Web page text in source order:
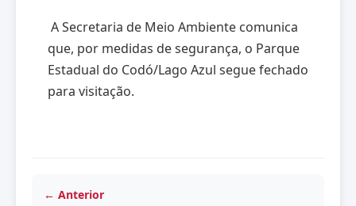
A Secretaria de Meio Ambiente comunica
que, por medidas de segurança, o Parque
Estadual do Codó/Lago Azul segue fechado
para visitação.
← Anterior